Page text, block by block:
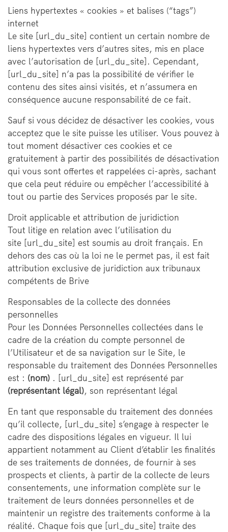
Liens hypertextes « cookies » et balises (“tags”)
internet
Le site [url_du_site] contient un certain nombre de
liens hypertextes vers d’autres sites, mis en place
avec l’autorisation de [url_du_site]. Cependant,
[url_du_site] n’a pas la possibilité de vérifier le
contenu des sites ainsi visités, et n’assumera en
conséquence aucune responsabilité de ce fait.
Sauf si vous décidez de désactiver les cookies, vous
acceptez que le site puisse les utiliser. Vous pouvez à
tout moment désactiver ces cookies et ce
gratuitement à partir des possibilités de désactivation
qui vous sont offertes et rappelées ci-après, sachant
que cela peut réduire ou empêcher l’accessibilité à
tout ou partie des Services proposés par le site.
Droit applicable et attribution de juridiction
Tout litige en relation avec l’utilisation du
site [url_du_site] est soumis au droit français. En
dehors des cas où la loi ne le permet pas, il est fait
attribution exclusive de juridiction aux tribunaux
compétents de Brive
Responsables de la collecte des données
personnelles
Pour les Données Personnelles collectées dans le
cadre de la création du compte personnel de
l’Utilisateur et de sa navigation sur le Site, le
responsable du traitement des Données Personnelles
est : (nom) . [url_du_site] est représenté par
(représentant légal), son représentant légal
En tant que responsable du traitement des données
qu’il collecte, [url_du_site] s’engage à respecter le
cadre des dispositions légales en vigueur. Il lui
appartient notamment au Client d’établir les finalités
de ses traitements de données, de fournir à ses
prospects et clients, à partir de la collecte de leurs
consentements, une information complète sur le
traitement de leurs données personnelles et de
maintenir un registre des traitements conforme à la
réalité. Chaque fois que [url_du_site] traite des